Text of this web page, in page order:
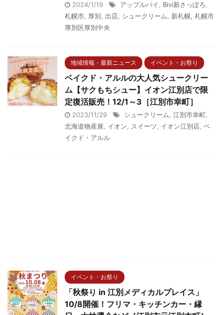
2024/1/19 アップルパイ, Bivi新さっぽろ,
札幌市, 厚別, 出店, シュークリーム, 新札幌, 札幌市
厚別区厚別中央
地域情報・最新ニュース イベント・お祭り
ベイクド・アルルの大人気シュークリー
ム【サクもちシュー】イオン江別店で限
定復活販売！12/1～3［江別市幸町］
2023/11/29 シュークリーム, 江別市幸町,
北海道物産展, イオン, スイーツ, イオン江別店, ベ
イクド・アルル
イベント・お祭り
「秋祭り in 江別メディカルプレイス」
10/8開催！フリマ・キッチンカー・縁